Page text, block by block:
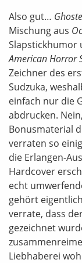
Also gut…
Mischung aus
Slapstickhumor
American Horror
Zeichner des
Sudzuka,
einfach nur die
abdrucken.
Bonusmaterial
verraten so
die Erlangen-
Hardcover
echt
gehört
verrate, dass
gezeichnet
Liebhaberei